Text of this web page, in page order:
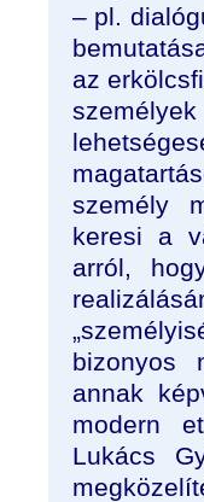
– pl.
az
személy
keresi a
arról,
bizonyos
annak
modern
Lukács